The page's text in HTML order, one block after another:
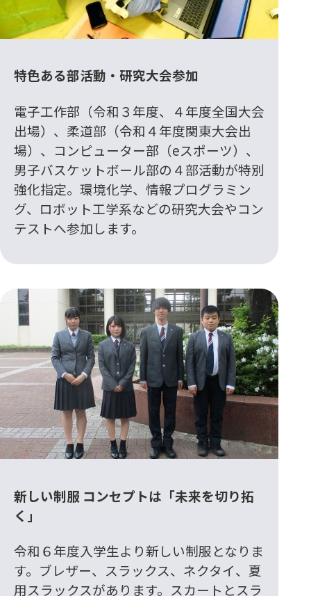
特色ある部活動・研究大会参加
電子工作部（令和３年度、４年度全国大会
出場）、柔道部（令和４年度関東大会出
場）、コンピューター部（eスポーツ）、
男子バスケットボール部の４部活動が特別
強化指定。環境化学、情報プログラミン
グ、ロボット工学系などの研究大会やコン
テストへ参加します。
新しい制服 コンセプトは「未来を切り拓
く」
令和６年度入学生より新しい制服となりま
す。ブレザー、スラックス、ネクタイ、夏
用スラックスがあります。スカートとスラ